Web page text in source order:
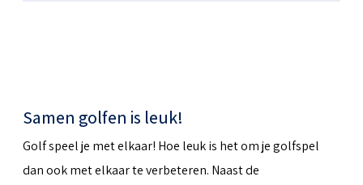
Samen golfen is leuk!
Golf speel je met elkaar! Hoe leuk is het om je golfspel
dan ook met elkaar te verbeteren. Naast de